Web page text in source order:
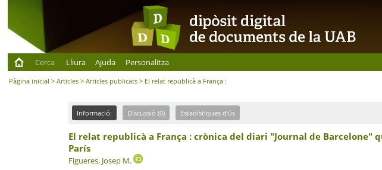
Cerca
Lliura Ajuda Personalitza
Pàgina inicial >Articles >Articles publicats > El relat republicà a França :
Informació: Discussió (0) Estadístiques d'ús
El relat republicà a França : crònica del diari "Journal de
París
Figueres, Josep M.